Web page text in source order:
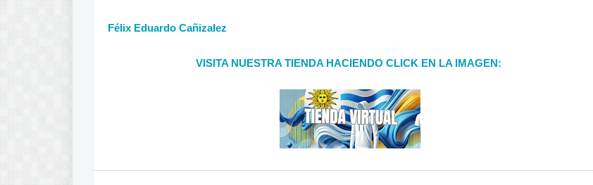
Félix Eduardo Cañizalez
VISITA NUESTRA TIENDA HACIENDO CLICK EN LA IMAGEN: